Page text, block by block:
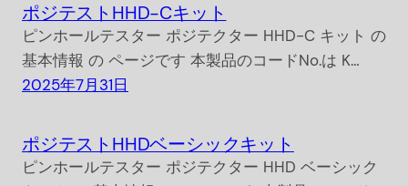
ポジテストHHD-Cキット
ピンホールテスター ポジテクター HHD-C キット の
基本情報 の ページです 本製品のコードNo.は K…
2025年7月31日
ポジテストHHDベーシックキット
ピンホールテスター ポジテクター HHD ベーシック